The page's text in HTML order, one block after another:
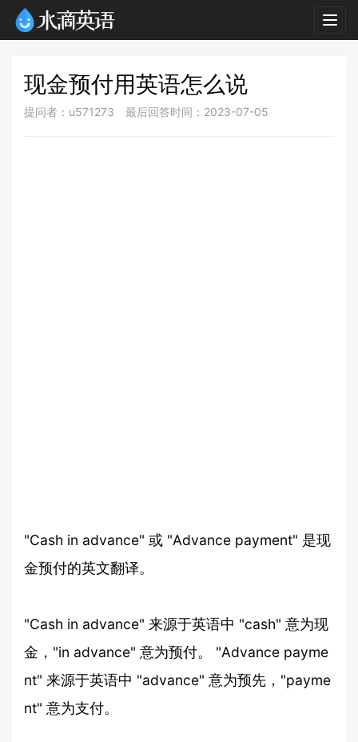
现金预付用英语怎么说
提问者：u571273 最后回答时间：2023-07-05
"Cash in advance" 或 "Advance payment" 是现
金预付的英文翻译。
"Cash in advance" 来源于英语中 "cash" 意为现
金，"in advance" 意为预付。 "Advance payme
nt" 来源于英语中 "advance" 意为预先，"payme
nt" 意为支付。